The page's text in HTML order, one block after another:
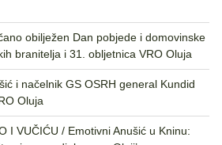
obilježen Dan pobjede i domovinske
branitelja i 31. obljetnica VRO Oluja
i načelnik GS OSRH general Kundid
Oluja
I VUČIĆU / Emotivni Anušić u Kninu: